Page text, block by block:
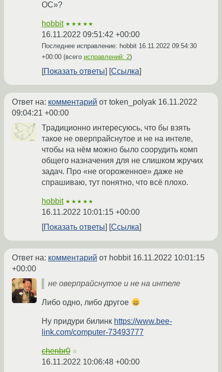
ОС»?
hobbit ★★★★★
16.11.2022 09:51:42 +00:00
Последнее исправление: hobbit 16.11.2022 09:54:30
+00:00 (всего исправлений: 2)
Показать ответы Ссылка
Ответ на: комментарий от token_polyak 16.11.2022
09:04:21 +00:00
Традиционно интересуюсь, что бы взять
такое не оверпрайснутое и не на интеле,
чтобы на нём можно было соорудить комп
общего назначения для не слишком жручих
задач. Про «не огороженное» даже не
спрашиваю, тут понятно, что всё плохо.
hobbit ★★★★★
16.11.2022 10:01:15 +00:00
Показать ответы
Ссылка
Ответ на: комментарий от hobbit 16.11.2022 10:01:15
+00:00
не оверпрайснутое и не на интеле
Либо одно, либо другое
Ну придури билинк https://www.bee-
link.com/computer-73493777
chenbr0 ☆
16.11.2022 10:06:48 +00:00